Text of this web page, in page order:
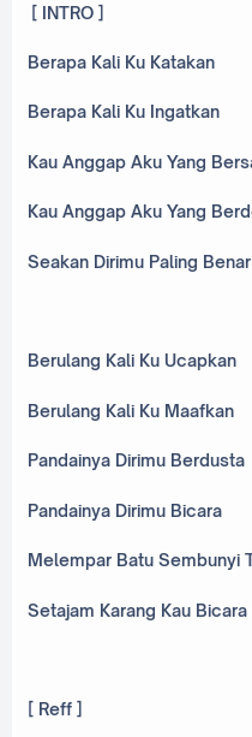
[ INTRO ]
Berapa Kali Ku Katakan
Berapa Kali Ku Ingatkan
Kau Anggap Aku Yang
Kau Anggap Aku Yang
Seakan Dirimu Paling Benar
Berulang Kali Ku Ucapkan
Berulang Kali Ku Maafkan
Pandainya Dirimu Berdusta
Pandainya Dirimu Bicara
Melempar Batu Sembunyi
Setajam Karang Kau Bicara
[ Reff ]